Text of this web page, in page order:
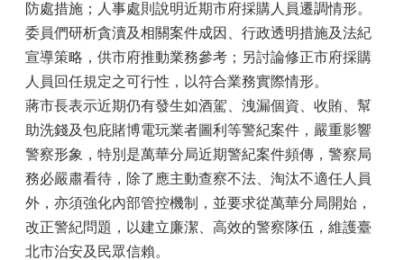
防處措施；人事處則說明近期市府採購人員遷調情形。
委員們研析貪瀆及相關案件成因、行政透明措施及法紀
宣導策略，供市府推動業務參考；另討論修正市府採購
人員回任規定之可行性，以符合業務實際情形。
蔣市長表示近期仍有發生如酒駕、洩漏個資、收賄、幫
助洗錢及包庇賭博電玩業者圖利等警紀案件，嚴重影響
警察形象，特別是萬華分局近期警紀案件頻傳，警察局
務必嚴肅看待，除了應主動查察不法、淘汰不適任人員
外，亦須強化內部管控機制，並要求從萬華分局開始，
改正警紀問題，以建立廉潔、高效的警察隊伍，維護臺
北市治安及民眾信賴。